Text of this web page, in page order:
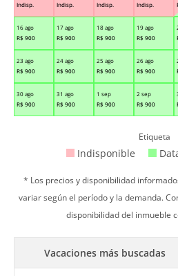
Indisp.
Indisp.
Indisp.
Indisp.
16 ago
R$ 900
17 ago
R$ 900
18 ago
R$ 900
19 ago
R$ 900
23 ago
R$ 900
24 ago
R$ 900
25 ago
R$ 900
26 ago
R$ 900
30 ago
R$ 900
31 ago
R$ 900
1 sep
R$ 900
2 sep
R$ 900
Etiqueta
Indisponible
* Los precios y disponibilidad
variar según el período y la demanda.
disponibilidad del inmueble
Vacaciones más buscadas